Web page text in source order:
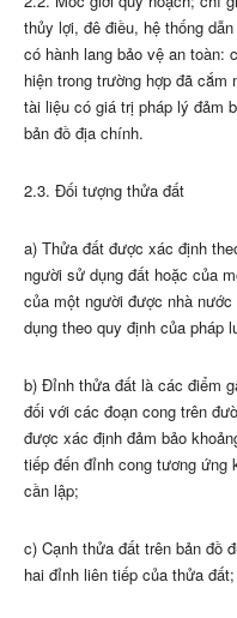
thủy lợi, đê điều, hệ thống
có hành lang bảo vệ an
hiện trong trường hợp đã
tài liệu có giá trị pháp lý đảm
bản đồ địa chính.
2.3. Đối tượng thửa đất
a) Thửa đất được xác định
người sử dụng đất hoặc của
của một người được nhà
dụng theo quy định của pháp
b) Đỉnh thửa đất là các điểm
đối với các đoạn cong trên
được xác định đảm bảo
tiếp đến đỉnh cong tương ứng
cần lập;
c) Cạnh thửa đất trên bản đồ
hai đỉnh liên tiếp của thửa đất;